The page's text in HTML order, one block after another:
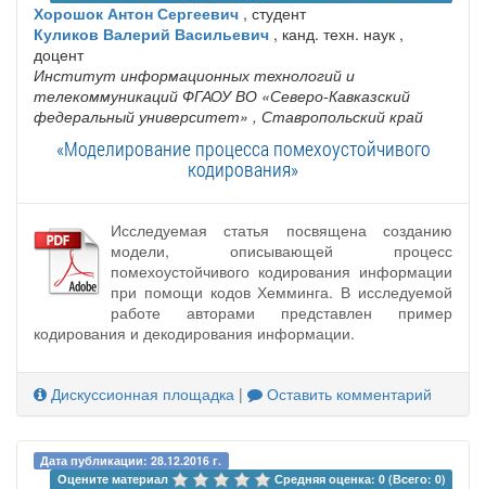
Хорошок Антон Сергеевич , студент
Куликов Валерий Васильевич , канд. техн. наук ,
доцент
Институт информационных технологий и
телекоммуникаций ФГАОУ ВО «Северо-Кавказский
федеральный университет» , Ставропольский край
«Моделирование процесса помехоустойчивого
кодирования»
Исследуемая статья посвящена созданию
модели, описывающей процесс
помехоустойчивого кодирования информации
при помощи кодов Хемминга. В исследуемой
работе авторами представлен пример
кодирования и декодирования информации.
Дискуссионная площадка | Оставить комментарий
Дата публикации: 28.12.2016 г.
Оцените материал
Средняя оценка: 0 (Всего: 0)